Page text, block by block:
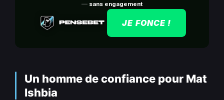
— sans engagement
JE FONCE !
Un homme de confiance pour Mat
Ishbia